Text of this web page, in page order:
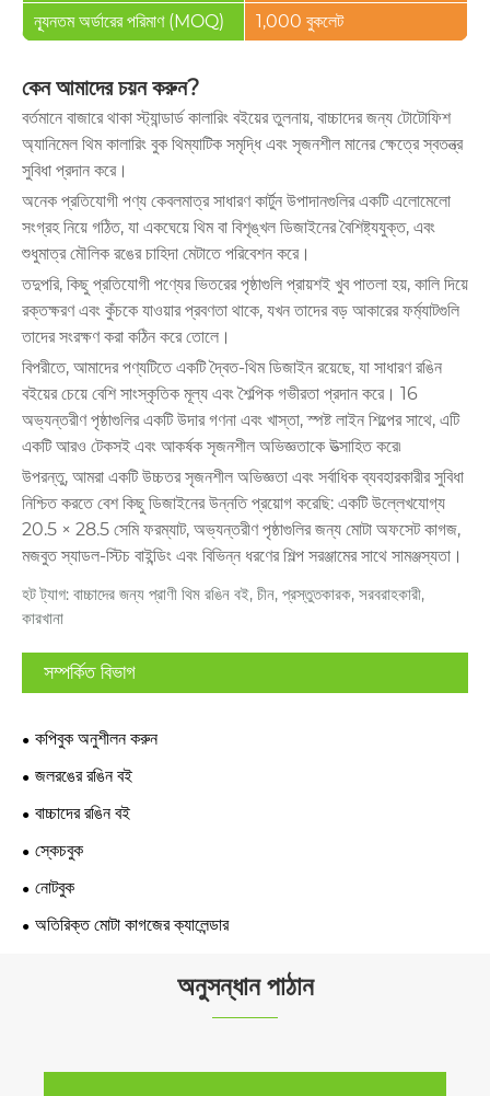
ন্যূনতম অর্ডারের পরিমাণ (MOQ)
1,000 বুকলেট
কেন আমাদের চয়ন করুন?
বর্তমানে বাজারে থাকা স্ট্যান্ডার্ড কালারিং বইয়ের তুলনায়, বাচ্চাদের জন্য টোটোফিশ
অ্যানিমেল থিম কালারিং বুক থিম্যাটিক সমৃদ্ধি এবং সৃজনশীল মানের ক্ষেত্রে স্বতন্ত্র
সুবিধা প্রদান করে।
অনেক প্রতিযোগী পণ্য কেবলমাত্র সাধারণ কার্টুন উপাদানগুলির একটি এলোমেলো
সংগ্রহ নিয়ে গঠিত, যা একঘেয়ে থিম বা বিশৃঙ্খল ডিজাইনের বৈশিষ্ট্যযুক্ত, এবং
শুধুমাত্র মৌলিক রঙের চাহিদা মেটাতে পরিবেশন করে।
তদুপরি, কিছু প্রতিযোগী পণ্যের ভিতরের পৃষ্ঠাগুলি প্রায়শই খুব পাতলা হয়, কালি দিয়ে
রক্তক্ষরণ এবং কুঁচকে যাওয়ার প্রবণতা থাকে, যখন তাদের বড় আকারের ফর্ম্যাটগুলি
তাদের সংরক্ষণ করা কঠিন করে তোলে।
বিপরীতে, আমাদের পণ্যটিতে একটি দ্বৈত-থিম ডিজাইন রয়েছে, যা সাধারণ রঙিন
বইয়ের চেয়ে বেশি সাংস্কৃতিক মূল্য এবং শৈল্পিক গভীরতা প্রদান করে। 16
অভ্যন্তরীণ পৃষ্ঠাগুলির একটি উদার গণনা এবং খাস্তা, স্পষ্ট লাইন শিল্পের সাথে, এটি
একটি আরও টেকসই এবং আকর্ষক সৃজনশীল অভিজ্ঞতাকে উত্সাহিত করে৷
উপরন্তু, আমরা একটি উচ্চতর সৃজনশীল অভিজ্ঞতা এবং সর্বাধিক ব্যবহারকারীর সুবিধা
নিশ্চিত করতে বেশ কিছু ডিজাইনের উন্নতি প্রয়োগ করেছি: একটি উল্লেখযোগ্য
20.5 × 28.5 সেমি ফরম্যাট, অভ্যন্তরীণ পৃষ্ঠাগুলির জন্য মোটা অফসেট কাগজ,
মজবুত স্যাডল-স্টিচ বাইন্ডিং এবং বিভিন্ন ধরণের শিল্প সরঞ্জামের সাথে সামঞ্জস্যতা।
হট ট্যাগ: বাচ্চাদের জন্য প্রাণী থিম রঙিন বই, চীন, প্রস্তুতকারক, সরবরাহকারী,
কারখানা
সম্পর্কিত বিভাগ
কপিবুক অনুশীলন করুন
জলরঙের রঙিন বই
বাচ্চাদের রঙিন বই
স্কেচবুক
নোটবুক
অতিরিক্ত মোটা কাগজের ক্যালেন্ডার
অনুসন্ধান পাঠান